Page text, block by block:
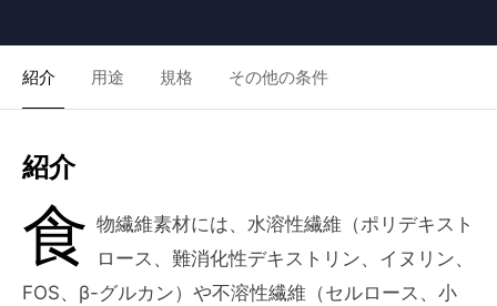
紹介 用途 規格 その他の条件
紹介
食 物繊維素材には、水溶性繊維（ポリデキスト
ロース、難消化性デキストリン、イヌリン、
FOS、β-グルカン）や不溶性繊維（セルロース、小